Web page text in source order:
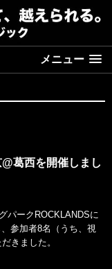
メニュー
葛西を開催しまし
パークROCKLANDSに
参加者8名（うち、視
きました。